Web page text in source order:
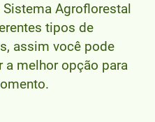
Agroflorestal
tipos de
assim você pode
a melhor opção para